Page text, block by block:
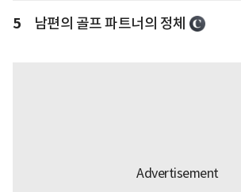
5 남편의 골프 파트너의 정체